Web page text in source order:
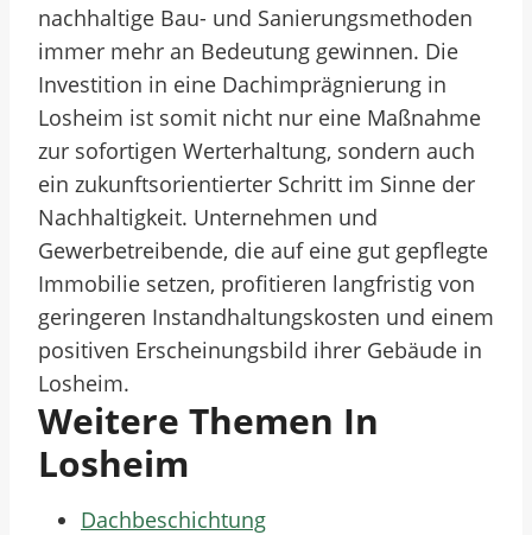
nachhaltige Bau- und Sanierungsmethoden
immer mehr an Bedeutung gewinnen. Die
Investition in eine Dachimprägnierung in
Losheim ist somit nicht nur eine Maßnahme
zur sofortigen Werterhaltung, sondern auch
ein zukunftsorientierter Schritt im Sinne der
Nachhaltigkeit. Unternehmen und
Gewerbetreibende, die auf eine gut gepflegte
Immobilie setzen, profitieren langfristig von
geringeren Instandhaltungskosten und einem
positiven Erscheinungsbild ihrer Gebäude in
Losheim.
Weitere Themen In
Losheim
Dachbeschichtung